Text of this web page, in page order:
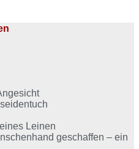
Leinen
geschaffen – ein